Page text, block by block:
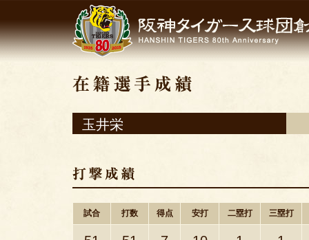
玉井栄
試合 打数 得点 安打 二塁打 三塁打